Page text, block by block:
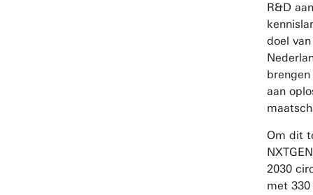
R&D
doel
aan
Om dit
2030
met